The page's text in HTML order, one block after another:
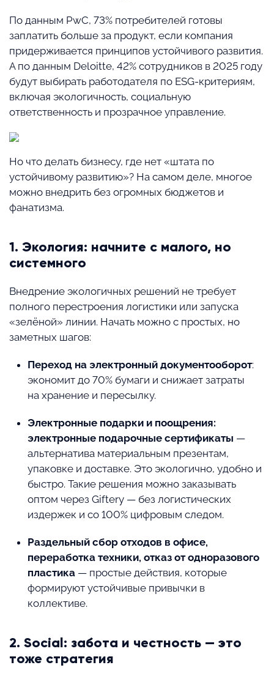
По данным PwC, 73% потребителей готовы
заплатить больше за продукт, если компания
придерживается принципов устойчивого развития.
А по данным Deloitte, 42% сотрудников в 2025 году
будут выбирать работодателя по ESG-критериям,
включая экологичность, социальную
ответственность и прозрачное управление.
Но что делать бизнесу, где нет «штата по
устойчивому развитию»? На самом деле, многое
можно внедрить без огромных бюджетов и
фанатизма.
1. Экология: начните с малого, но
системного
Внедрение экологичных решений не требует
полного перестроения логистики или запуска
«зелёной» линии. Начать можно с простых, но
заметных шагов:
Переход на электронный документооборот:
экономит до 70% бумаги и снижает затраты
на хранение и пересылку.
Электронные подарки и поощрения:
электронные подарочные сертификаты —
альтернатива материальным презентам,
упаковке и доставке. Это экологично, удобно и
быстро. Такие решения можно заказывать
оптом через Giftery — без логистических
издержек и со 100% цифровым следом.
Раздельный сбор отходов в офисе,
переработка техники, отказ от одноразового
пластика — простые действия, которые
формируют устойчивые привычки в
коллективе.
2. Social: забота и честность — это
тоже стратегия